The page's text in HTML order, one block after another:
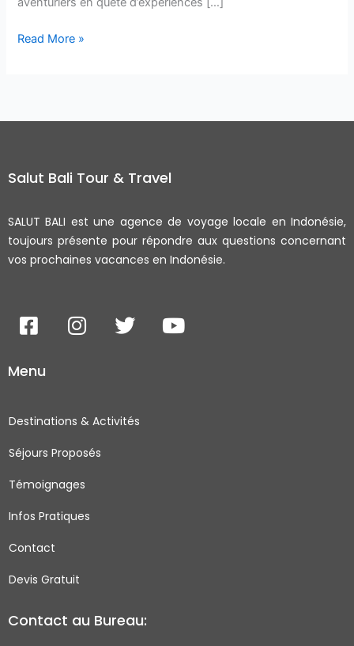
Read More »
Salut Bali Tour & Travel
SALUT BALI est une agence de voyage locale en Indonésie,
toujours présente pour répondre aux questions concernant
vos prochaines vacances en Indonésie.
F
a
e
o
k
-
q
u
r
I
n
g
a
m
T
w
e
Y
o
Menu
Destinations & Activités
Séjours Proposés
Témoignages
Infos Pratiques
Contact
Devis Gratuit
Contact au Bureau: